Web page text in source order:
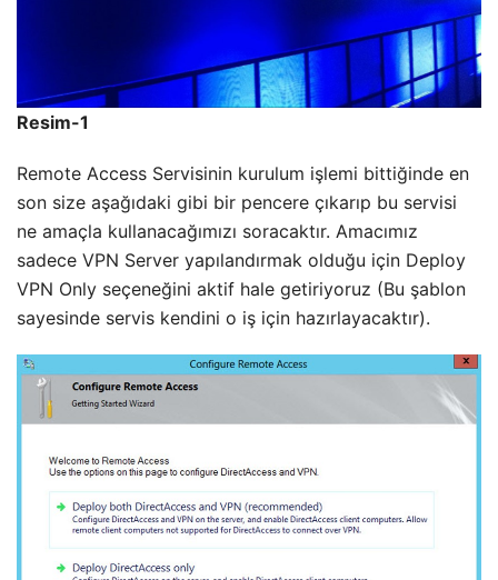
Resim-1
Remote Access Servisinin kurulum işlemi bittiğinde en
son size aşağıdaki gibi bir pencere çıkarıp bu servisi
ne amaçla kullanacağımızı soracaktır. Amacımız
sadece VPN Server yapılandırmak olduğu için Deploy
VPN Only seçeneğini aktif hale getiriyoruz (Bu şablon
sayesinde servis kendini o iş için hazırlayacaktır).